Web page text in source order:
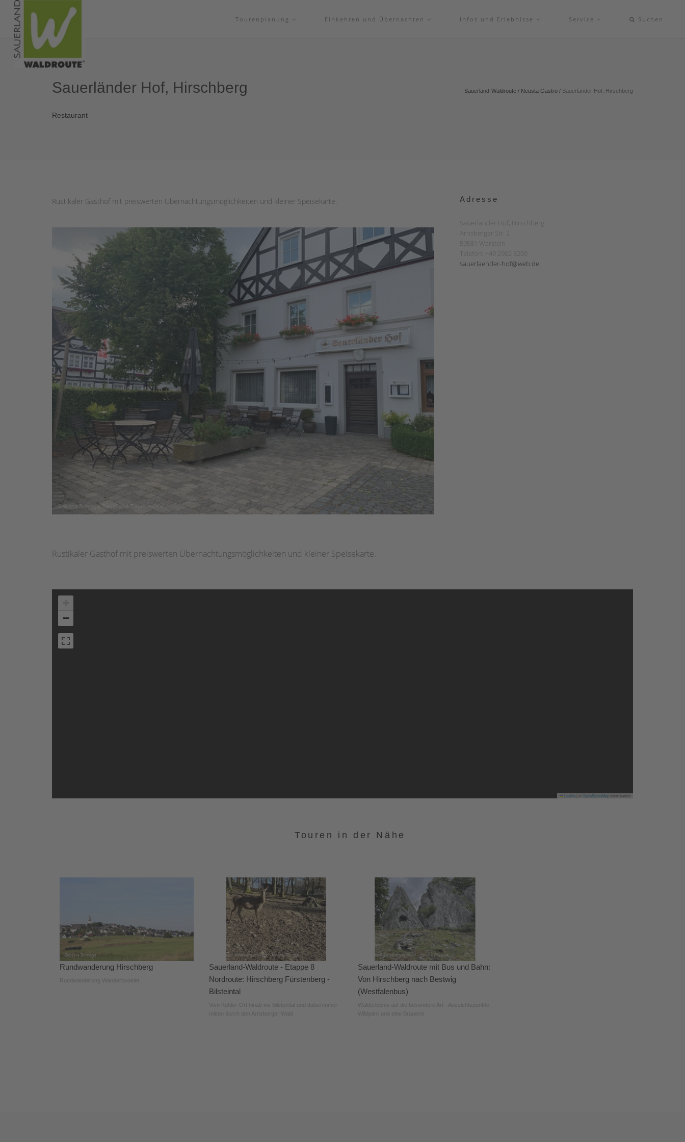
Tourenplanung Einkehren und Übernachten Infos und Erlebnisse Service Suchen
Sauerländer Hof, Hirschberg
Restaurant
Sauerland-Waldroute / Neusta Gastro / Sauerländer Hof, Hirschberg
Rustikaler Gasthof mit preiswerten Übernachtungsmöglichkeiten und kleiner Speisekarte. Adresse
Sauerländer Hof, Hirschberg
Arnsberger Str. 2
59581 Warstein
Telefon: +49 2902 3209
sauerlaender-hof@web.de
Rustikaler Gasthof mit preiswerten Übernachtungsmöglichkeiten und kleiner Speisekarte.
−
Leaflet OpenStreetMapcontributors
Touren in der Nähe
Rundwanderung Hirschberg
Rundwanderung Wanderbooklet
Sauerland-Waldroute - Etappe 8
Nordroute: Hirschberg Fürstenberg -
Bilsteintal
Vom Köhler-Ort hinab ins Bilsteintal und dabei immer
mitten durch den Arnsberger Wald
Sauerland-Waldroute mit Bus und Bahn:
Von Hirschberg nach Bestwig
(Westfalenbus)
Walderlebnis auf die besondere Art - Aussichtspunkte,
Wildpark und eine Brauerei